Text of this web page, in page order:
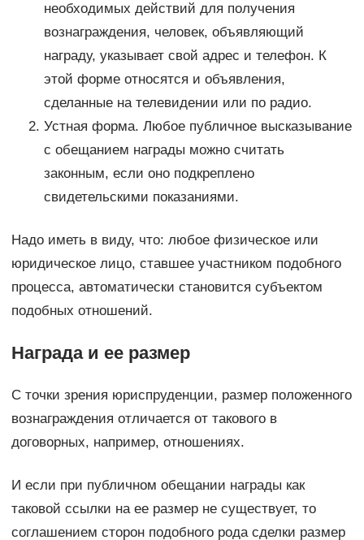
необходимых действий для получения
вознаграждения, человек, объявляющий
награду, указывает свой адрес и телефон. К
этой форме относятся и объявления,
сделанные на телевидении или по радио.
Устная форма. Любое публичное высказывание
с обещанием награды можно считать
законным, если оно подкреплено
свидетельскими показаниями.
Надо иметь в виду, что: любое физическое или
юридическое лицо, ставшее участником подобного
процесса, автоматически становится субъектом
подобных отношений.
Награда и ее размер
С точки зрения юриспруденции, размер положенного
вознаграждения отличается от такового в
договорных, например, отношениях.
И если при публичном обещании награды как
таковой ссылки на ее размер не существует, то
соглашением сторон подобного рода сделки размер